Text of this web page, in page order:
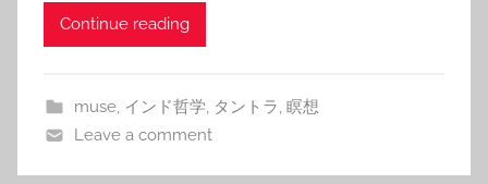
Continue reading
muse, インド哲学, タントラ, 瞑想
Leave a comment